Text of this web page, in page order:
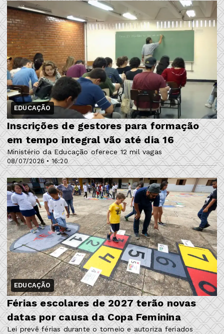
EDUCAÇÃO
08/07/2026 • 16:20
Inscrições de gestores para formação
em tempo integral vão até dia 16
Ministério da Educação oferece 12 mil vagas
EDUCAÇÃO
Férias escolares de 2027 terão novas
datas por causa da Copa Feminina
Lei prevê férias durante o torneio e autoriza feriados